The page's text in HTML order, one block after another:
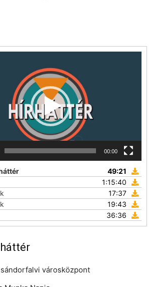
00:00
49:21
1:15:40
17:37
19:43
36:36
városközpont